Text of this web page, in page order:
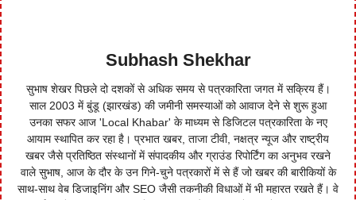
Subhash Shekhar
सुभाष शेखर पिछले दो दशकों से अधिक समय से पत्रकारिता जगत में सक्रिय हैं।
साल 2003 में बुंडू (झारखंड) की जमीनी समस्याओं को आवाज देने से शुरू हुआ
उनका सफर आज 'Local Khabar' के माध्यम से डिजिटल पत्रकारिता के नए
आयाम स्थापित कर रहा है। प्रभात खबर, ताजा टीवी, नक्षत्र न्यूज और राष्ट्रीय
खबर जैसे प्रतिष्ठित संस्थानों में संपादकीय और ग्राउंड रिपोर्टिंग का अनुभव रखने
वाले सुभाष, आज के दौर के उन गिने-चुने पत्रकारों में से हैं जो खबर की बारीकियों के
साथ-साथ वेब डिजाइनिंग और SEO जैसी तकनीकी विधाओं में भी महारत रखते हैं। वे